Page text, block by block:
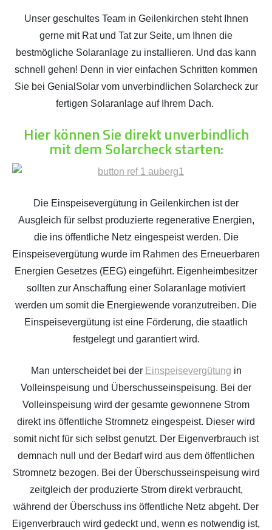
Unser geschultes Team in Geilenkirchen steht Ihnen
gerne mit Rat und Tat zur Seite, um Ihnen die
bestmögliche Solaranlage zu installieren. Und das kann
schnell gehen! Denn in vier einfachen Schritten kommen
Sie bei GenialSolar vom unverbindlichen Solarcheck zur
fertigen Solaranlage auf Ihrem Dach.
Hier können Sie direkt unverbindlich
mit dem Solarcheck starten:
Die Einspeisevergütung in Geilenkirchen ist der
Ausgleich für selbst produzierte regenerative Energien,
die ins öffentliche Netz eingespeist werden. Die
Einspeisevergütung wurde im Rahmen des Erneuerbaren
Energien Gesetzes (EEG) eingeführt. Eigenheimbesitzer
sollten zur Anschaffung einer Solaranlage motiviert
werden um somit die Energiewende voranzutreiben. Die
Einspeisevergütung ist eine Förderung, die staatlich
festgelegt und garantiert wird.
Man unterscheidet bei der Einspeisevergütung in
Volleinspeisung und Überschusseinspeisung. Bei der
Volleinspeisung wird der gesamte gewonnene Strom
direkt ins öffentliche Stromnetz eingespeist. Dieser wird
somit nicht für sich selbst genutzt. Der Eigenverbrauch ist
demnach null und der Bedarf wird aus dem öffentlichen
Stromnetz bezogen. Bei der Überschusseinspeisung wird
zeitgleich der produzierte Strom direkt verbraucht,
während der Überschuss ins öffentliche Netz abgeht. Der
Eigenverbrauch wird gedeckt und, wenn es notwendig ist,